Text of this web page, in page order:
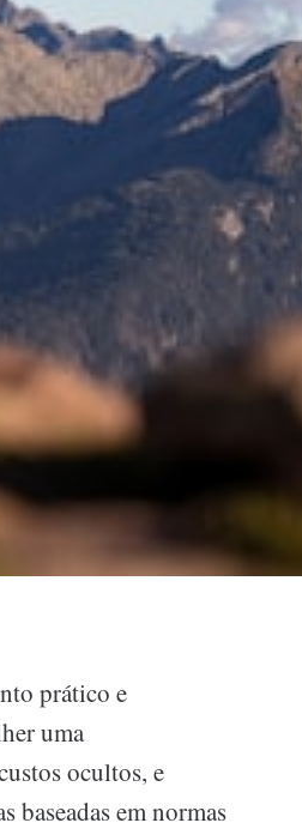
prático e
uma
ocultos, e
baseadas em normas